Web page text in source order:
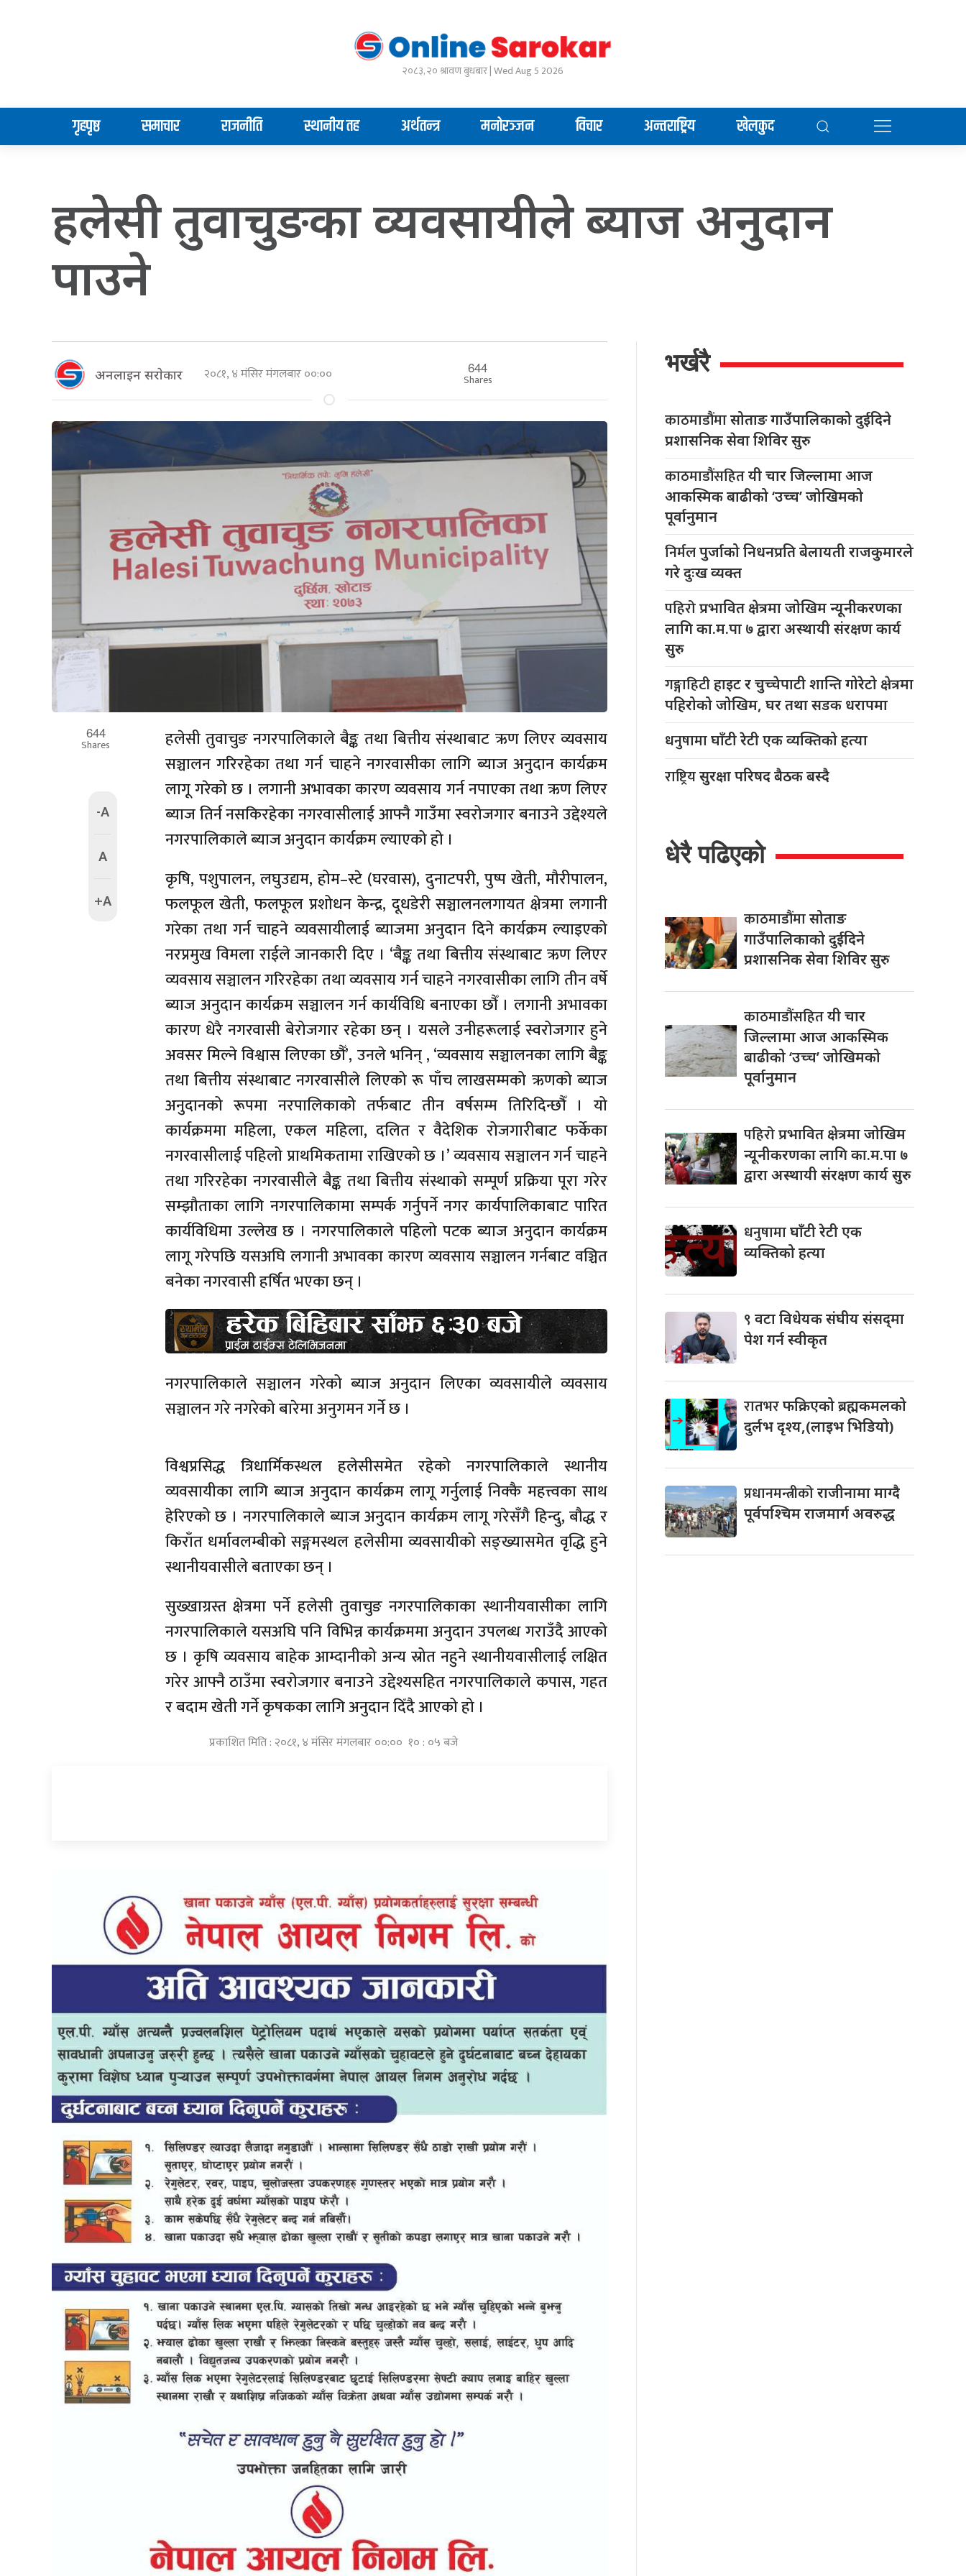
२०८३, २० श्रावण बुधबार | Wed Aug 5 2026
गृहपृष्ठ समाचार राजनीति स्थानीय तह अर्थतन्त्र मनोरञ्जन विचार अन्तराष्ट्रिय खेलकुद
हलेसी तुवाचुङका व्यवसायीले ब्याज अनुदान
पाउने
अनलाइन सराेकार २०८१, ४ मंसिर मंगलबार ००:०० 644
Shares
644
Shares
-A
A
+A
हलेसी तुवाचुङ नगरपालिकाले बैङ्क तथा बित्तीय संस्थाबाट ऋण लिएर व्यवसाय
सञ्चालन गरिरहेका तथा गर्न चाहने नगरवासीका लागि ब्याज अनुदान कार्यक्रम
लागू गरेको छ । लगानी अभावका कारण व्यवसाय गर्न नपाएका तथा ऋण लिएर
ब्याज तिर्न नसकिरहेका नगरवासीलाई आफ्नै गाउँमा स्वरोजगार बनाउने उद्देश्यले
नगरपालिकाले ब्याज अनुदान कार्यक्रम ल्याएको हो ।
कृषि, पशुपालन, लघुउद्यम, होम–स्टे (घरवास), दुनाटपरी, पुष्प खेती, मौरीपालन,
फलफूल खेती, फलफूल प्रशोधन केन्द्र, दूधडेरी सञ्चालनलगायत क्षेत्रमा लगानी
गरेका तथा गर्न चाहने व्यवसायीलाई ब्याजमा अनुदान दिने कार्यक्रम ल्याइएको
नरप्रमुख विमला राईले जानकारी दिए । ‘बैङ्क तथा बित्तीय संस्थाबाट ऋण लिएर
व्यवसाय सञ्चालन गरिरहेका तथा व्यवसाय गर्न चाहने नगरवासीका लागि तीन वर्षे
ब्याज अनुदान कार्यक्रम सञ्चालन गर्न कार्यविधि बनाएका छौँ । लगानी अभावका
कारण धेरै नगरवासी बेरोजगार रहेका छन् । यसले उनीहरूलाई स्वरोजगार हुने
अवसर मिल्ने विश्वास लिएका छौँ’, उनले भनिन् , ‘व्यवसाय सञ्चालनका लागि बैङ्क
तथा बित्तीय संस्थाबाट नगरवासीले लिएको रू पाँच लाखसम्मको ऋणको ब्याज
अनुदानको रूपमा नरपालिकाको तर्फबाट तीन वर्षसम्म तिरिदिन्छौँ । यो
कार्यक्रममा महिला, एकल महिला, दलित र वैदेशिक रोजगारीबाट फर्केका
नगरवासीलाई पहिलो प्राथमिकतामा राखिएको छ ।’ व्यवसाय सञ्चालन गर्न चाहने
तथा गरिरहेका नगरवासीले बैङ्क तथा बित्तीय संस्थाको सम्पूर्ण प्रक्रिया पूरा गरेर
सम्झौताका लागि नगरपालिकामा सम्पर्क गर्नुपर्ने नगर कार्यपालिकाबाट पारित
कार्यविधिमा उल्लेख छ । नगरपालिकाले पहिलो पटक ब्याज अनुदान कार्यक्रम
लागू गरेपछि यसअघि लगानी अभावका कारण व्यवसाय सञ्चालन गर्नबाट वञ्चित
बनेका नगरवासी हर्षित भएका छन् ।
नगरपालिकाले सञ्चालन गरेको ब्याज अनुदान लिएका व्यवसायीले व्यवसाय
सञ्चालन गरे नगरेको बारेमा अनुगमन गर्ने छ ।
विश्वप्रसिद्ध त्रिधार्मिकस्थल हलेसीसमेत रहेको नगरपालिकाले स्थानीय
व्यवसायीका लागि ब्याज अनुदान कार्यक्रम लागू गर्नुलाई निक्कै महत्त्वका साथ
हेरिएको छ । नगरपालिकाले ब्याज अनुदान कार्यक्रम लागू गरेसँगै हिन्दु, बौद्ध र
किराँत धर्मावलम्बीको सङ्गमस्थल हलेसीमा व्यवसायीको सङ्ख्यासमेत वृद्धि हुने
स्थानीयवासीले बताएका छन् ।
सुख्खाग्रस्त क्षेत्रमा पर्ने हलेसी तुवाचुङ नगरपालिकाका स्थानीयवासीका लागि
नगरपालिकाले यसअघि पनि विभिन्न कार्यक्रममा अनुदान उपलब्ध गराउँदै आएको
छ । कृषि व्यवसाय बाहेक आम्दानीको अन्य स्रोत नहुने स्थानीयवासीलाई लक्षित
गरेर आफ्नै ठाउँमा स्वरोजगार बनाउने उद्देश्यसहित नगरपालिकाले कपास, गहत
र बदाम खेती गर्ने कृषकका लागि अनुदान दिँदै आएको हो ।
प्रकाशित मिति : २०८१, ४ मंसिर मंगलबार ००:०० १० : ०५ बजे
भर्खरै
काठमाडौंमासोताङ गाउँपालिकाको दुईदिने
प्रशासनिक सेवा शिविर सुरु
काठमाडौंसहितयी चार जिल्लामा आज
आकस्मिक बाढीको ‘उच्च’ जोखिमको
पूर्वानुमान
निर्मलपुर्जाको निधनप्रति बेलायती राजकुमारले
गरे दुःख व्यक्त
पहिरोप्रभावित क्षेत्रमा जोखिम न्यूनीकरणका
लागि का.म.पा ७ द्वारा अस्थायी संरक्षण कार्य
सुरु
गङ्गाहिटीहाइट र चुच्चेपाटी शान्ति गोरेटो क्षेत्रमा
पहिरोको जोखिम, घर तथा सडक धरापमा
धनुषामाघाँटी रेटी एक व्यक्तिको हत्या
राष्ट्रियसुरक्षा परिषद बैठक बस्दै
धेरै पढिएको
काठमाडौंमासोताङ
गाउँपालिकाको दुईदिने
प्रशासनिक सेवा शिविर सुरु
काठमाडौंसहितयी चार
जिल्लामा आज आकस्मिक
बाढीको ‘उच्च’ जोखिमको
पूर्वानुमान
पहिरोप्रभावित क्षेत्रमा जोखिम
न्यूनीकरणका लागि का.म.पा ७
द्वारा अस्थायी संरक्षण कार्य सुरु
धनुषामाघाँटी रेटी एक
व्यक्तिको हत्या
९वटा विधेयक संघीय संसद्‌मा
पेश गर्न स्वीकृत
रातभरफक्रिएको ब्रह्मकमलको
दुर्लभ दृश्य,(लाइभ भिडियो)
प्रधानमन्त्रीकोराजीनामा माग्दै
पूर्वपश्चिम राजमार्ग अवरुद्ध